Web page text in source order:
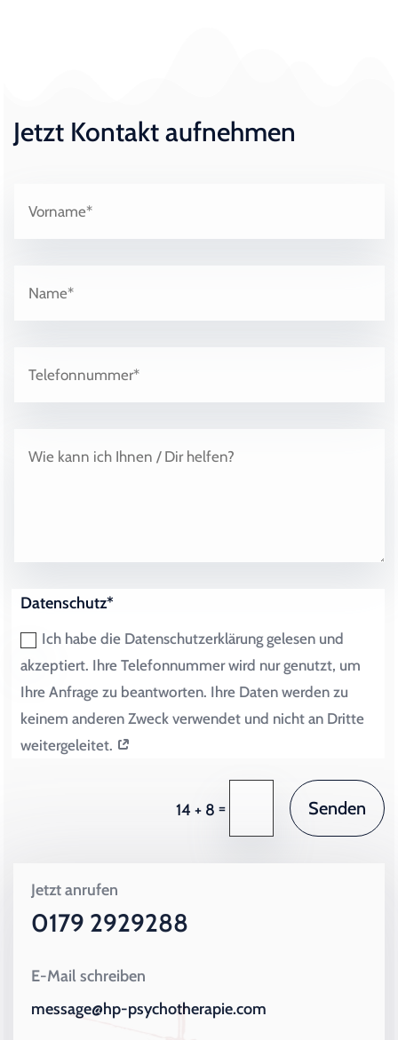
Jetzt Kontakt aufnehmen
Datenschutz*
Ich habe die Datenschutzerklärung gelesen und
akzeptiert. Ihre Telefonnummer wird nur genutzt, um
Ihre Anfrage zu beantworten. Ihre Daten werden zu
keinem anderen Zweck verwendet und nicht an Dritte
weitergeleitet.
14 + 8 = Senden
Jetzt anrufen
0179 2929288
E-Mail schreiben
message@hp-psychotherapie.com